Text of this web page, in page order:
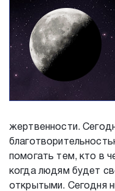
жертвенности.
помогать тем, кто в
когда людям будет
открытыми. Сегодня